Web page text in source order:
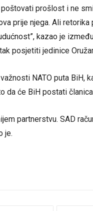
prošlost i ne
prije njega. Ali
kazao je
posjetiti jedinice
NATO puta BiH,
da će BiH postati članica
partnerstvu. SAD
je.